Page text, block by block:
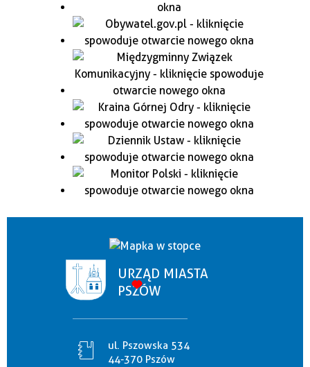
URZĄD MIASTA
PSZÓW
ul. Pszowska 534
44-370 Pszów